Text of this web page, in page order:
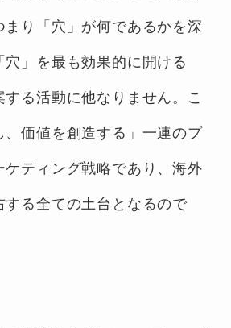
まり「穴」が何であるかを深
穴」を最も効果的に開ける
する活動に他なりません。こ
、価値を創造する」一連のプ
ケティング戦略であり、海外
する全ての土台となるので